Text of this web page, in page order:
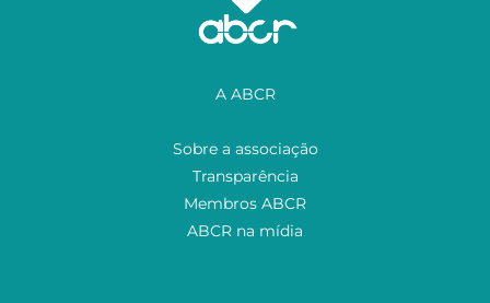
A ABCR
Sobre a associação
Transparência
Membros ABCR
ABCR na mídia